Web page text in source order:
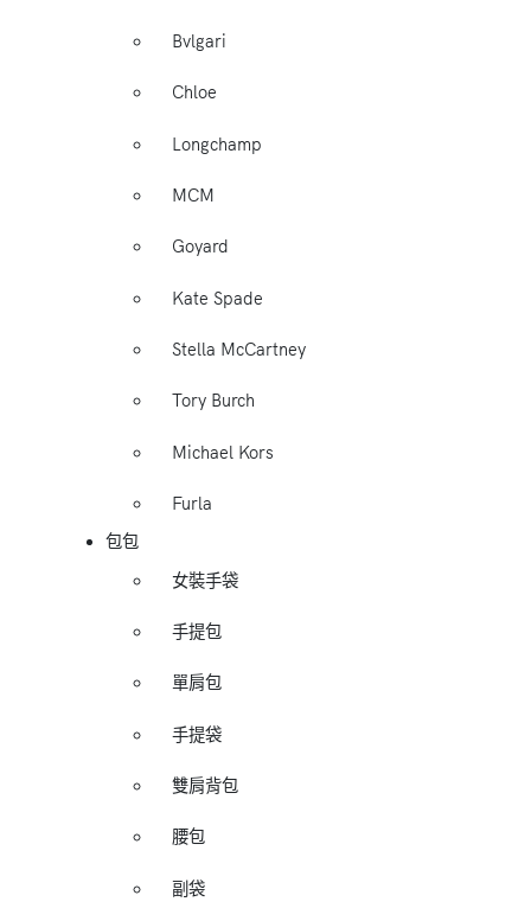
Bvlgari
Chloe
Longchamp
MCM
Goyard
Kate Spade
Stella McCartney
Tory Burch
Michael Kors
Furla
包包
女裝手袋
手提包
單肩包
手提袋
雙肩背包
腰包
副袋